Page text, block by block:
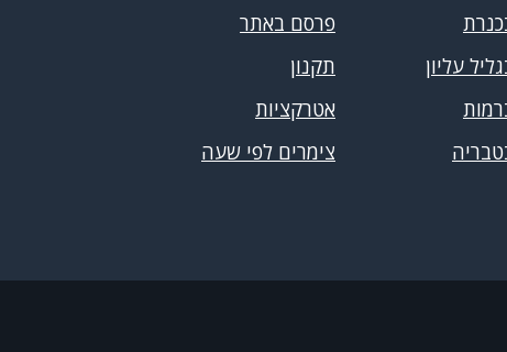
עליון
פרסם באתר
תקנון
אטרקציות
צימרים לפי שעה